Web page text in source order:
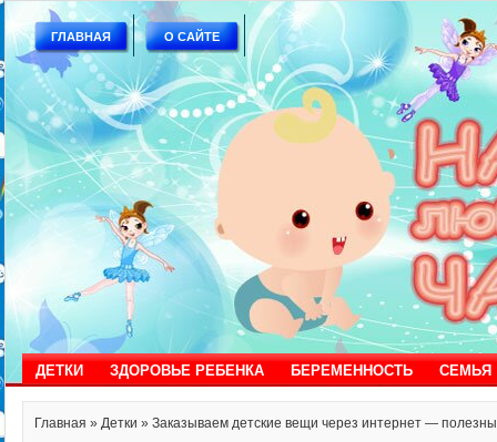
ГЛАВНАЯ О САЙТЕ
ДЕТКИ ЗДОРОВЬЕ РЕБЕНКА БЕРЕМЕННОСТЬ СЕМЬЯ
Главная » Детки » Заказываем детские вещи через интернет —